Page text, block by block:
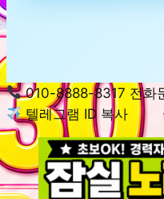
010-8888-8317 전화
텔레그램 ID 복사